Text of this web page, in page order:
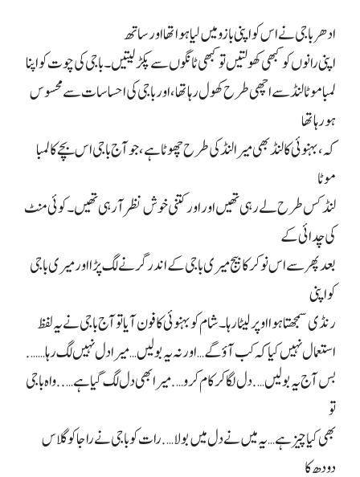
ادھر باجی نے اس کو اپنی بازو میں لیا ہوا تھا اور ساتھ
اپنی رانوں کو کبھی کھولتیں تو کبھی ٹانگوں سے پکڑ لیتیں۔ باجی کی چوت کو اپنا
لمبا موٹا لنڈ سے اچھی طرح کھول رہا تھا، اور باجی کی احساسات سے محسوس
ہو رہا تھا
کہ، بہنوئی کا لنڈ بھی میرا لنڈ کی طرح چھوٹا ہے، جو آج باجی اس بچے کا لمبا
موٹا
لنڈ کس طرح لے رہی تھیں اور اور کتنی خوش نظر آ رہی تھیں۔ کوئی منٹ
کی چدائی کے
بعد پھر سے اس نوکر کا بیج میری باجی کے اندر گرنے لگ پڑا اور میری باجی
کو اپنی
رنڈی سمجھتا ہوا اوپر لیٹا رہا۔ شام کو بہنوئی کا فون آیا تو آج باجی نے یہ لفظ
استعمال نہیں کیا کہ کب آؤ گے… اور نہ یہ بولیں… میرا دل نہیں لگ رہا…….
بس آج یہ بولیں…. دل لگا کر کام کرو…. میرا بھی دل لگ گیا ہے….. واہ باجی
تو
بھی کیا چیز ہے… یہ میں نے دل میں بولا…. رات کو باجی نے راجا کو گلاس
دودھ کا